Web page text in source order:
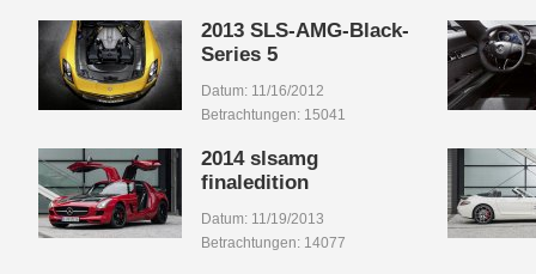
2013 SLS-AMG-Black-
Series 5
Datum: 11/16/2012
Betrachtungen: 15041
2014 slsamg
finaledition
Datum: 11/19/2013
Betrachtungen: 14077